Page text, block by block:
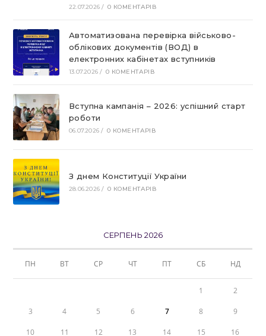
22.07.2026 / 0 КОМЕНТАРІВ
Автоматизована перевірка військово-
облікових документів (ВОД) в
електронних кабінетах вступників
13.07.2026 / 0 КОМЕНТАРІВ
Вступна кампанія – 2026: успішний старт
роботи
06.07.2026 / 0 КОМЕНТАРІВ
З днем Конституції України
28.06.2026 / 0 КОМЕНТАРІВ
СЕРПЕНЬ 2026
ПН ВТ СР ЧТ ПТ СБ НД
1 2
3 4 5 6 7 8 9
10 11 12 13 14 15 16